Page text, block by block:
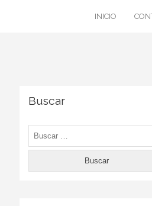
INICIO
Buscar
Buscar: